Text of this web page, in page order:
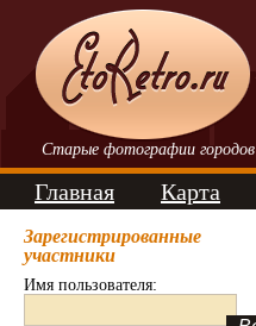
Старые фотографии городов
Главная Карта
Зарегистрированные
участники
Имя пользователя: